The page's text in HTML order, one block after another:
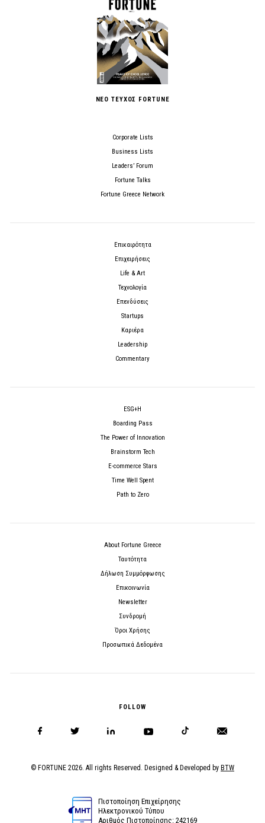
ΝΕΟ ΤΕΥΧΟΣ FORTUNE
Corporate Lists
Business Lists
Leaders’ Forum
Fortune Talks
Fortune Greece Network
Επικαιρότητα
Επιχειρήσεις
Life & Art
Τεχνολογία
Επενδύσεις
Startups
Καριέρα
Leadership
Commentary
ESG+H
Boarding Pass
The Power of Innovation
Brainstorm Tech
E-commerce Stars
Time Well Spent
Path to Zero
About Fortune Greece
Ταυτότητα
Δήλωση Συμμόρφωσης
Επικοινωνία
Newsletter
Συνδρομή
Όροι Χρήσης
Προσωπικά Δεδομένα
FOLLOW
© FORTUNE 2026. All rights Reserved. Designed & Developed by BTW
Πιστοποίηση Επιχείρησης
Ηλεκτρονικού Τύπου
Αριθμός Πιστοποίησης: 242169